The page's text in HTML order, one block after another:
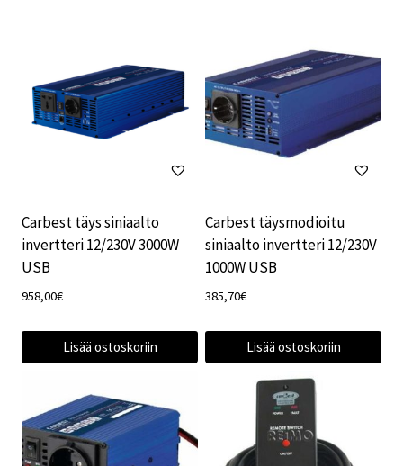
Carbest täys siniaalto
invertteri 12/230V 3000W
USB
958,00€
Lisää ostoskoriin
Carbest täysmodioitu
siniaalto invertteri 12/230V
1000W USB
385,70€
Lisää ostoskoriin